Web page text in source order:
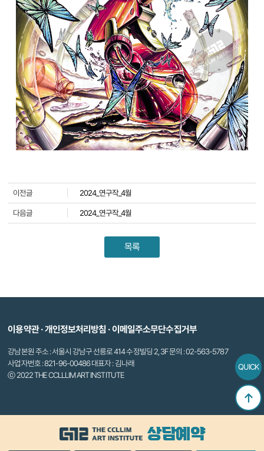
이전글 2024_연구작_4월
다음글 2024_연구작_4월
목록
이용약관·개인정보처리방침 ·이메일주소무단수집거부
강남본원 주소 : 서울시 강남구 선릉로 414 수정빌딩 2, 3F 문의 : 02-563-5787
사업자번호 : 821-96-00486 대표자 : 김나래
ⓒ 2022 THE CCLLLIM ART INSTITUTE
상담예약
QUICK